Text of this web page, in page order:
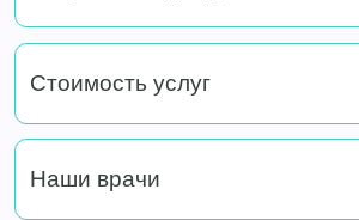
Стоимость услуг
Наши врачи